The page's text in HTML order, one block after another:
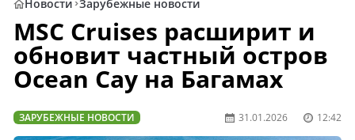
Новости Зарубежные новости
MSC Cruises расширит и
обновит частный остров
Ocean Cay на Багамах
ЗАРУБЕЖНЫЕ НОВОСТИ 31.01.2026 12:42